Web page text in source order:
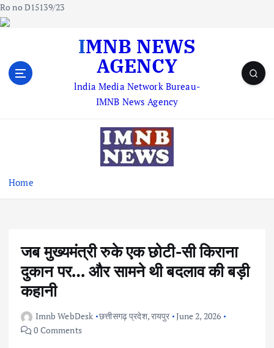
Ro no D15139/23
IMNB NEWS
AGENCY
lndia Media Network Bureau-
IMNB News Agency
Home
जब मुख्यमंत्री रुके एक छोटी-सी किराना
दुकान पर… और सामने थी बदलाव की बड़ी
कहानी
Imnb WebDesk छत्तीसगढ़ प्रदेश,रायपुर June 2, 2026
0 Comments